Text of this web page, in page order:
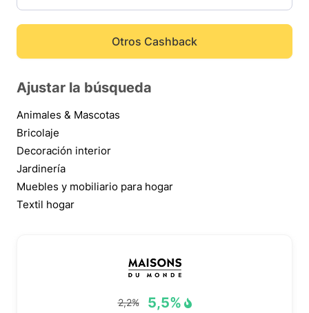
Otros Cashback
Ajustar la búsqueda
Animales & Mascotas
Bricolaje
Decoración interior
Jardinería
Muebles y mobiliario para hogar
Textil hogar
2,2% 5,5%